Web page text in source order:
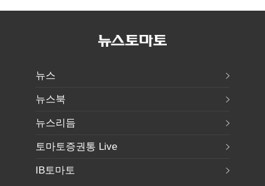
내부비위…경찰
인천경제청장
249명 검거
뉴스
뉴스북
뉴스리듬
토마토증권통 Live
IB토마토